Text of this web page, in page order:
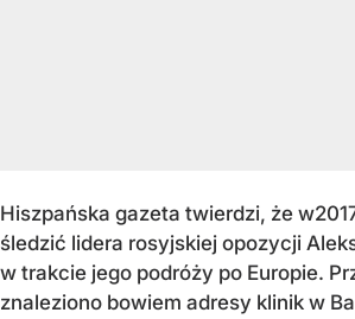
Hiszpańska gazeta twierdzi, że
śledzić lidera rosyjskiej opozycji
w trakcie jego podróży po Europie.
znaleziono bowiem adresy klinik w